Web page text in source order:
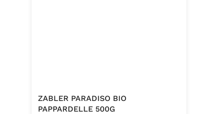
Lorbeer, Rosmarin, Oregano,
Thymian), Trennmittel Calciumsalze
ZABLER PARADISO BIO
PAPPARDELLE 500G